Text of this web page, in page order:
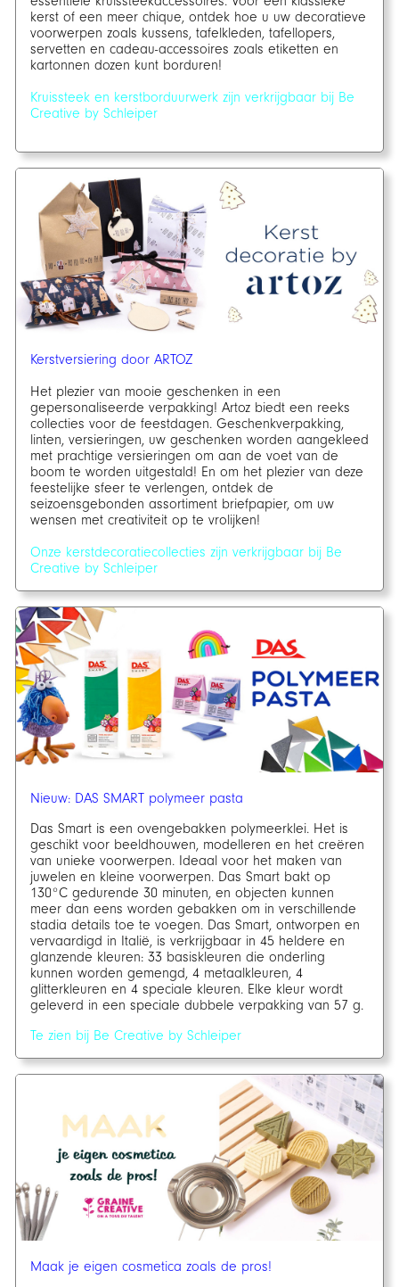
kerst of een meer chique, ontdek hoe u uw decoratieve
voorwerpen zoals kussens, tafelkleden, tafellopers,
servetten en cadeau-accessoires zoals etiketten en
kartonnen dozen kunt borduren!
Kruissteek en kerstborduurwerk zijn verkrijgbaar bij Be
Creative by Schleiper
Kerstversiering door ARTOZ
Het plezier van mooie geschenken in een
gepersonaliseerde verpakking! Artoz biedt een reeks
collecties voor de feestdagen. Geschenkverpakking,
linten, versieringen, uw geschenken worden aangekleed
met prachtige versieringen om aan de voet van de
boom te worden uitgestald! En om het plezier van deze
feestelijke sfeer te verlengen, ontdek de
seizoensgebonden assortiment briefpapier, om uw
wensen met creativiteit op te vrolijken!
Onze kerstdecoratiecollecties zijn verkrijgbaar bij Be
Creative by Schleiper
Nieuw: DAS SMART polymeer pasta
Das Smart is een ovengebakken polymeerklei. Het is
geschikt voor beeldhouwen, modelleren en het creëren
van unieke voorwerpen. Ideaal voor het maken van
juwelen en kleine voorwerpen. Das Smart bakt op
130°C gedurende 30 minuten, en objecten kunnen
meer dan eens worden gebakken om in verschillende
stadia details toe te voegen. Das Smart, ontworpen en
vervaardigd in Italië, is verkrijgbaar in 45 heldere en
glanzende kleuren: 33 basiskleuren die onderling
kunnen worden gemengd, 4 metaalkleuren, 4
glitterkleuren en 4 speciale kleuren. Elke kleur wordt
geleverd in een speciale dubbele verpakking van 57 g.
Te zien bij Be Creative by Schleiper
Maak je eigen cosmetica zoals de pros!